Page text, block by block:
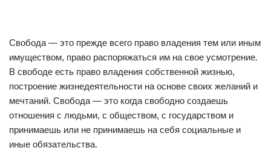
Свобода — это прежде всего право владения тем или иным
имуществом, право распоряжаться им на свое усмотрение.
В свободе есть право владения собственной жизнью,
построение жизнедеятельности на основе своих желаний и
мечтаний. Свобода — это когда свободно создаешь
отношения с людьми, с обществом, с государством и
принимаешь или не принимаешь на себя социальные и
иные обязательства.